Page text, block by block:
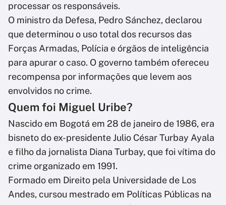
processar os responsáveis.
O ministro da Defesa, Pedro Sánchez, declarou
que determinou o uso total dos recursos das
Forças Armadas, Polícia e órgãos de inteligência
para apurar o caso. O governo também ofereceu
recompensa por informações que levem aos
envolvidos no crime.
Quem foi Miguel Uribe?
Nascido em Bogotá em 28 de janeiro de 1986, era
bisneto do ex-presidente Julio César Turbay Ayala
e filho da jornalista Diana Turbay, que foi vítima do
crime organizado em 1991.
Formado em Direito pela Universidade de Los
Andes, cursou mestrado em Políticas Públicas na